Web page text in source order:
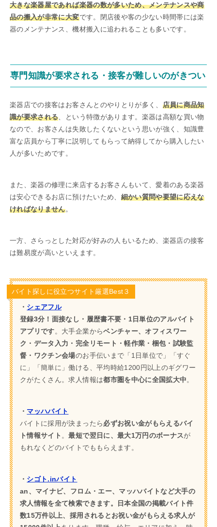
大きな楽器屋であれば楽器の数が多いため、メンテナンスや商
品の搬入が非常に大変です。閉店後や客の少ない時間帯には楽
器のメンテナンス、機材搬入に追われることも多いです。
専門知識が要求される・接客が難しいのがきつい
楽器店での接客はお客さんとのやりとりが多く、 店員に商品知
識が要求される 、という特徴があります。楽器は高額な買い物
なので、お客さんは失敗したくないという思いが強く、知識豊
富な店員から丁寧に説明してもらって納得してから購入したい
人が多いためです。
また、楽器の修理に来店するお客さんもいて、愛着のある楽器
は安心できるお店に預けたいため、 細かい質問や要望に応えな
ければなりません。
一方、さらっとした対応が好みの人もいるため、楽器店の接客
は難易度が高いといえます。
バイト探しに役立つサイト厳選Best３
・ シェアフル
登録3分！面接なし・履歴書不要・1日単位のアルバイト
アプリです。大手企業からベンチャー、オフィスワー
ク・データ入力・完全リモート・軽作業・梱包・試験監
督・ワクチン会場のお手伝いまで「1日単位で」「すぐ
に」「簡単に」働ける、平均時給1200円以上のギグワー
クがたくさん。求人情報は都市圏を中心に全国拡大中。
・ マッハバイト
バイトに採用が決まったら必ずお祝い金がもらえるバイ
ト情報サイト 。最短で翌日に、最大1万円のボーナスが
もれなくどのバイトでももらえます。
・ シゴト.inバイト
an、マイナビ、フロム・エー、マッハバイトなど大手の
求人情報を全て検索できます。日本全国の掲載バイト件
数15万件以上、採用されるとお祝い金がもらえる求人が